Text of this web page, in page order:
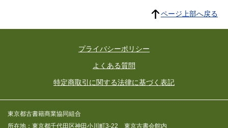
ページ上部へ戻る
プライバシーポリシー
よくある質問
特定商取引に関する法律に基づく表記
東京都古書籍商業協同組合
所在地：東京都千代田区神田小川町3-22 東京古書会館内